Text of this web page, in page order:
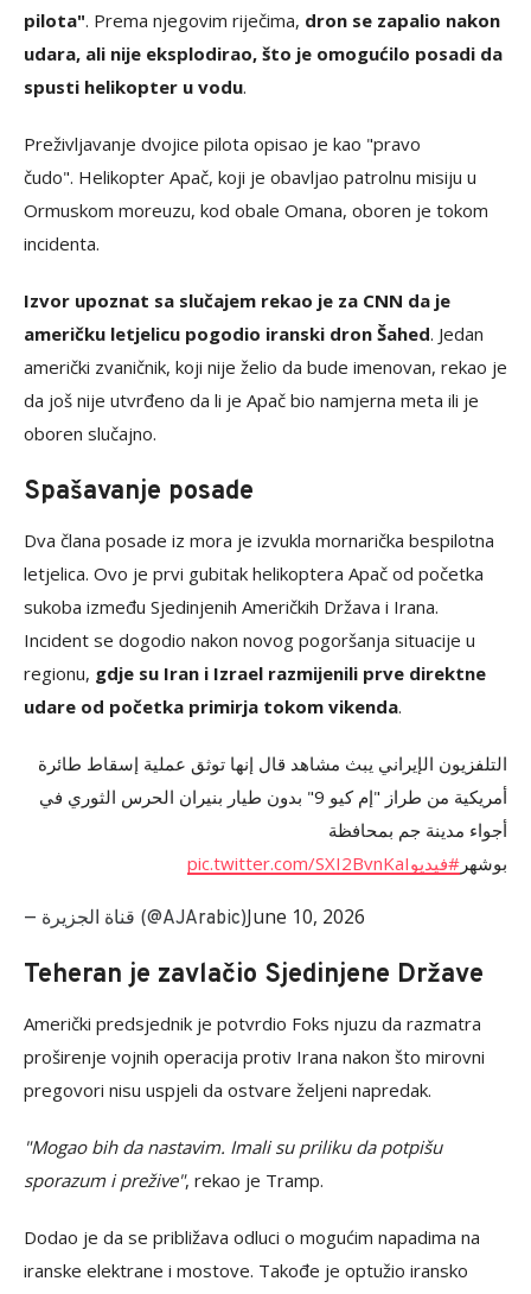
pilota". Prema njegovim riječima, dron se zapalio nakon
udara, ali nije eksplodirao, što je omogućilo posadi da
spusti helikopter u vodu.
Preživljavanje dvojice pilota opisao je kao "pravo
čudo". Helikopter Apač, koji je obavljao patrolnu misiju u
Ormuskom moreuzu, kod obale Omana, oboren je tokom
incidenta.
Izvor upoznat sa slučajem rekao je za CNN da je
američku letjelicu pogodio iranski dron Šahed. Jedan
američki zvaničnik, koji nije želio da bude imenovan, rekao je
da još nije utvrđeno da li je Apač bio namjerna meta ili je
oboren slučajno.
Spašavanje posade
Dva člana posade iz mora je izvukla mornarička bespilotna
letjelica. Ovo je prvi gubitak helikoptera Apač od početka
sukoba između Sjedinjenih Američkih Država i Irana.
Incident se dogodio nakon novog pogoršanja situacije u
regionu, gdje su Iran i Izrael razmijenili prve direktne
udare od početka primirja tokom vikenda.
التلفزيون الإيراني يبث مشاهد قال إنها توثق عملية إسقاط طائرة
أمريكية من طراز "إم كيو 9" بدون طيار بنيران الحرس الثوري في
أجواء مدينة جم بمحافظة
بوشهر #فيديوpic.twitter.com/SXI2BvnKaI
— قناة الجزيرة (@AJArabic)June 10, 2026
Teheran je zavlačio Sjedinjene Države
Američki predsjednik je potvrdio Foks njuzu da razmatra
proširenje vojnih operacija protiv Irana nakon što mirovni
pregovori nisu uspjeli da ostvare željeni napredak.
"Mogao bih da nastavim. Imali su priliku da potpišu
sporazum i prežive", rekao je Tramp.
Dodao je da se približava odluci o mogućim napadima na
iranske elektrane i mostove. Takođe je optužio iransko